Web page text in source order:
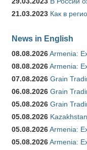
21.03.2023 Как в
News in English
08.08.2026Armenia:
08.08.2026Armenia:
07.08.2026 Grain
06.08.2026 Grain
05.08.2026 Grain
05.08.2026
05.08.2026Armenia:
05.08.2026Armenia: